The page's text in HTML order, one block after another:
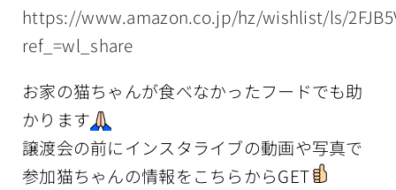
https://www.amazon.co.jp/hz/wishlist/ls/
ref_=wl_share
お家の猫ちゃんが食べなかったフードでも助
かります
譲渡会の前にインスタライブの動画や写真で
参加猫ちゃんの情報をこちらからGET